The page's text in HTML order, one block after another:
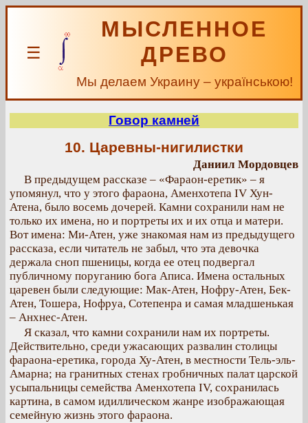
☰
МЫСЛЕННОЕ
ДРЕВО
Мы делаем Украину – українською!
Говор камней
10. Царевны-нигилистки
Даниил Мордовцев
В предыдущем рассказе – «Фараон-еретик» – я
упомянул, что у этого фараона, Аменхотепа IV Хун-
Атена, было восемь дочерей. Камни сохранили нам не
только их имена, но и портреты их и их отца и матери.
Вот имена: Ми-Атен, уже знакомая нам из предыдущего
рассказа, если читатель не забыл, что эта девочка
держала сноп пшеницы, когда ее отец подвергал
публичному поруганию бога Аписа. Имена остальных
царевен были следующие: Мак-Атен, Нофру-Атен, Бек-
Атен, Тошера, Нофруа, Сотепенра и самая младшенькая
– Анхнес-Атен.
Я сказал, что камни сохранили нам их портреты.
Действительно, среди ужасающих развалин столицы
фараона-еретика, города Ху-Атен, в местности Тель-эль-
Амарна; на гранитных стенах гробничных палат царской
усыпальницы семейства Аменхотепа IV, сохранилась
картина, в самом идиллическом жанре изображающая
семейную жизнь этого фараона.